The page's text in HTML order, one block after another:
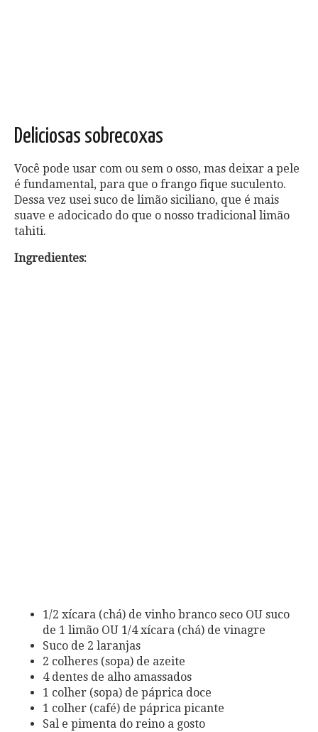
Deliciosas sobrecoxas
Você pode usar com ou sem o osso, mas deixar a pele
é fundamental, para que o frango fique suculento.
Dessa vez usei suco de limão siciliano, que é mais
suave e adocicado do que o nosso tradicional limão
tahiti.
Ingredientes:
1/2 xícara (chá) de vinho branco seco OU suco
de 1 limão OU 1/4 xícara (chá) de vinagre
Suco de 2 laranjas
2 colheres (sopa) de azeite
4 dentes de alho amassados
1 colher (sopa) de páprica doce
1 colher (café) de páprica picante
Sal e pimenta do reino a gosto